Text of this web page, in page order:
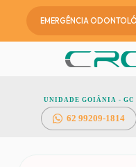
EMERGÊNCIA
UNIDADE GOIÂNIA - GO
6299209-1814